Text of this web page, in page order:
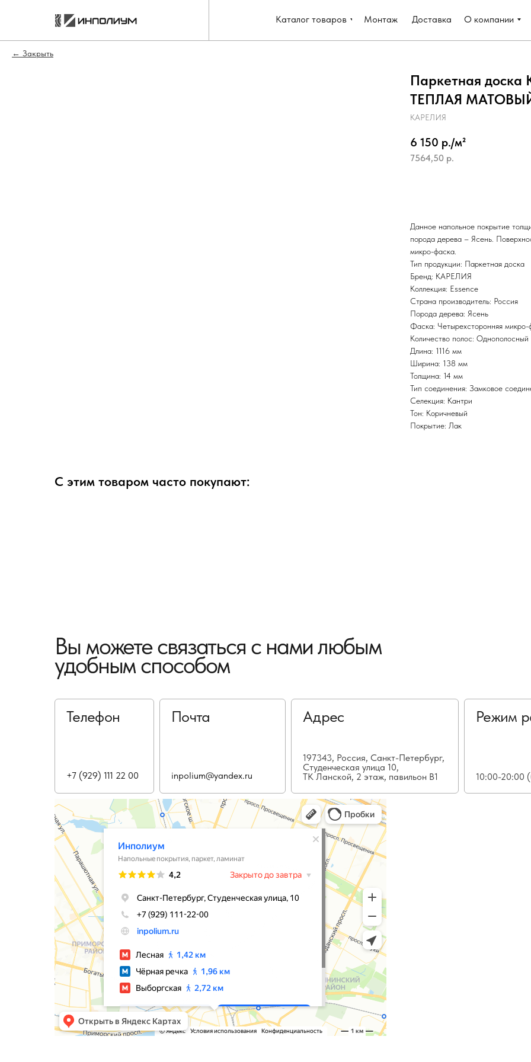
Каталог товаров Монтаж Доставка О компании
Закрыть
Паркетная
ТЕПЛАЯ
КАРЕЛИЯ
6 150 р./м²
7564,50 р.
Данное напольное покрытие
порода дерева – Ясень.
микро-фаска.
Тип продукции: Паркетная доска
Бренд: КАРЕЛИЯ
Коллекция: Essence
Страна производитель: Россия
Порода дерева: Ясень
Фаска: Четырехсторонняя микро-
Количество полос: Однополосный
Длина: 1116 мм
Ширина: 138 мм
Толщина: 14 мм
Тип соединения: Замковое
Селекция: Кантри
Тон: Коричневый
Покрытие: Лак
С этим товаром часто покупают:
Вы можете связаться с нами любым
удобным способом
Телефон Почта Адрес
197343, Россия, Санкт-Петербург,
Студенческая улица 10,
ТК Ланской, 2 этаж, павильон В1
Режим
10:00-20:00
+7 (929) 111 22 00 inpolium@yandex.ru